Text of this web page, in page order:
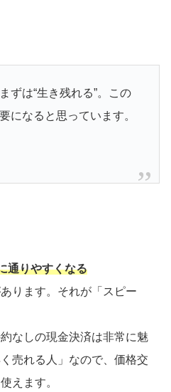
ずは“生き残れる”。この
になると思っています。
通りやすくなる
ります。それが「スピー
なしの現金決済は非常に魅
売れる人」なので、価格交
えます。